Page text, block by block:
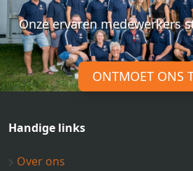
Onze ervaren medewerkers
ONTMOET ONS
Handige links
Over ons